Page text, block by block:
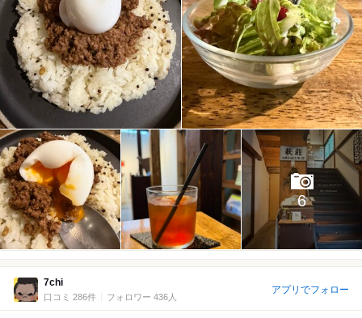
6
7chi
口コミ 286件 フォロワー 436人
アプリでフォロー